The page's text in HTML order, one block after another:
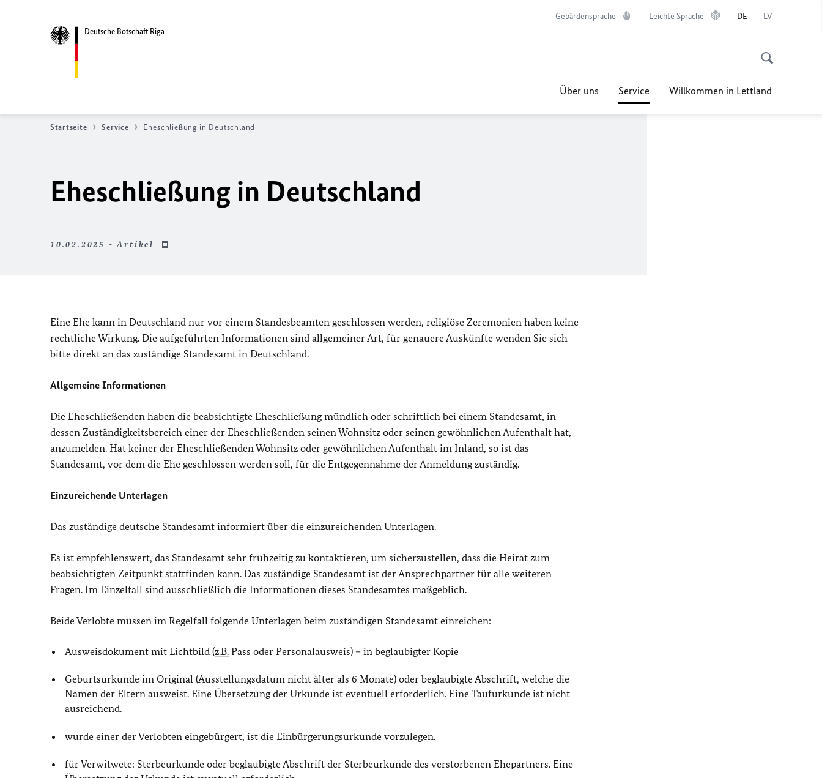
Deutsche Botschaft Riga
Gebärdensprache Leichte Sprache DE LV
Über uns Service Willkommen in Lettland
Startseite Service Eheschließung in Deutschland
Eheschließung in Deutschland
10.02.2025 - Artikel
Eine Ehe kann in Deutschland nur vor einem Standesbeamten geschlossen werden, religiöse Zeremonien haben keine
rechtliche Wirkung. Die aufgeführten Informationen sind allgemeiner Art, für genauere Auskünfte wenden Sie sich
bitte direkt an das zuständige Standesamt in Deutschland.
Allgemeine Informationen
Die Eheschließenden haben die beabsichtigte Eheschließung mündlich oder schriftlich bei einem Standesamt, in
dessen Zuständigkeitsbereich einer der Eheschließenden seinen Wohnsitz oder seinen gewöhnlichen Aufenthalt hat,
anzumelden. Hat keiner der Eheschließenden Wohnsitz oder gewöhnlichen Aufenthalt im Inland, so ist das
Standesamt, vor dem die Ehe geschlossen werden soll, für die Entgegennahme der Anmeldung zuständig.
Einzureichende Unterlagen
Das zuständige deutsche Standesamt informiert über die einzureichenden Unterlagen.
Es ist empfehlenswert, das Standesamt sehr frühzeitig zu kontaktieren, um sicherzustellen, dass die Heirat zum
beabsichtigten Zeitpunkt stattfinden kann. Das zuständige Standesamt ist der Ansprechpartner für alle weiteren
Fragen. Im Einzelfall sind ausschließlich die Informationen dieses Standesamtes maßgeblich.
Beide Verlobte müssen im Regelfall folgende Unterlagen beim zuständigen Standesamt einreichen:
Ausweisdokument mit Lichtbild (z.B. Pass oder Personalausweis) – in beglaubigter Kopie
Geburtsurkunde im Original (Ausstellungsdatum nicht älter als 6 Monate) oder beglaubigte Abschrift, welche die
Namen der Eltern ausweist. Eine Übersetzung der Urkunde ist eventuell erforderlich. Eine Taufurkunde ist nicht
ausreichend.
wurde einer der Verlobten eingebürgert, ist die Einbürgerungsurkunde vorzulegen.
für Verwitwete: Sterbeurkunde oder beglaubigte Abschrift der Sterbeurkunde des verstorbenen Ehepartners. Eine